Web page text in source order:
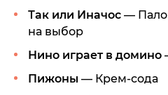
Так или Иначос —
на выбор
Нино играет в домино
Пижоны — Крем-сода